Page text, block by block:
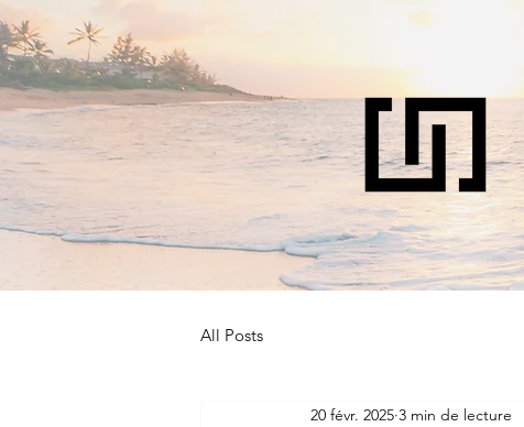
All Posts
20 févr. 2025 3 min de lecture